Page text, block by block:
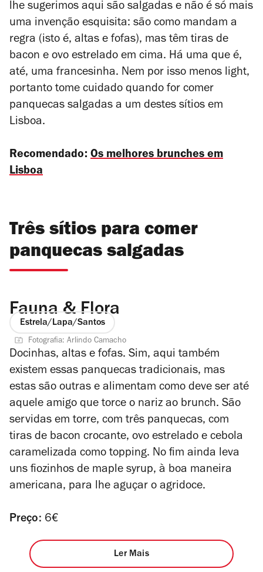
lhe sugerimos aqui são salgadas e não é só mais
uma invenção esquisita: são como mandam a
regra (isto é, altas e fofas), mas têm tiras de
bacon e ovo estrelado em cima. Há uma que é,
até, uma francesinha. Nem por isso menos light,
portanto tome cuidado quando for comer
panquecas salgadas a um destes sítios em
Lisboa.
Recomendado: Os melhores brunches em
Lisboa
Três sítios para comer
panquecas salgadas
Fauna & Flora
Estrela/Lapa/Santos
Fotografia: Arlindo Camacho
Docinhas, altas e fofas. Sim, aqui também
existem essas panquecas tradicionais, mas
estas são outras e alimentam como deve ser até
aquele amigo que torce o nariz ao brunch. São
servidas em torre, com três panquecas, com
tiras de bacon crocante, ovo estrelado e cebola
caramelizada como topping. No fim ainda leva
uns fiozinhos de maple syrup, à boa maneira
americana, para lhe aguçar o agridoce.
Preço: 6€
Ler Mais